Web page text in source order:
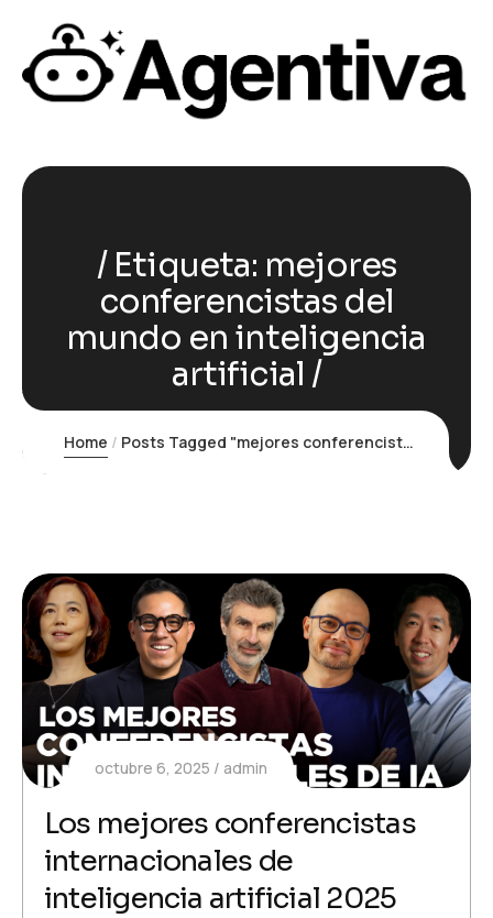
Etiqueta: mejores
conferencistas del
mundo en inteligencia
artificial
Home Posts Tagged "mejores conferencistas del mundo en inteligencia artificial"
octubre 6, 2025 admin
Los mejores conferencistas
internacionales de
inteligencia artificial 2025